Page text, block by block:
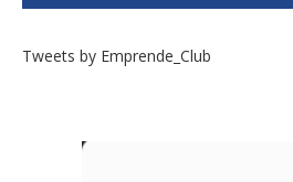
Tweets by Emprende_Club